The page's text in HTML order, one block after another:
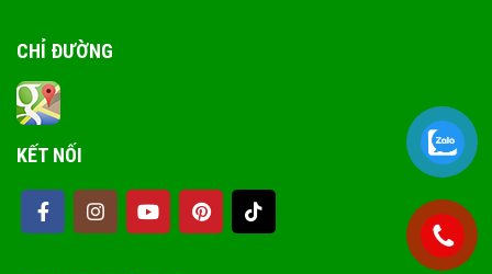
CHỈ ĐƯỜNG
KẾT NỐI